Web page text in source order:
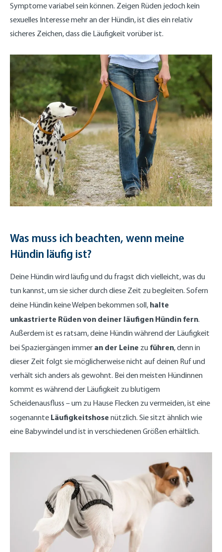
Symptome variabel sein können. Zeigen Rüden jedoch kein
sexuelles Interesse mehr an der Hündin, ist dies ein relativ
sicheres Zeichen, dass die Läufigkeit vorüber ist.
Was muss ich beachten, wenn meine
Hündin läufig ist?
Deine Hündin wird läufig und du fragst dich vielleicht, was du
tun kannst, um sie sicher durch diese Zeit zu begleiten. Sofern
deine Hündin keine Welpen bekommen soll, halte
unkastrierte Rüden von deiner läufigen Hündin fern.
Außerdem ist es ratsam, deine Hündin während der Läufigkeit
bei Spaziergängen immer an der Leine zu führen, denn in
dieser Zeit folgt sie möglicherweise nicht auf deinen Ruf und
verhält sich anders als gewohnt. Bei den meisten Hündinnen
kommt es während der Läufigkeit zu blutigem
Scheidenausfluss – um zu Hause Flecken zu vermeiden, ist eine
sogenannte Läufigkeitshose nützlich. Sie sitzt ähnlich wie
eine Babywindel und ist in verschiedenen Größen erhältlich.